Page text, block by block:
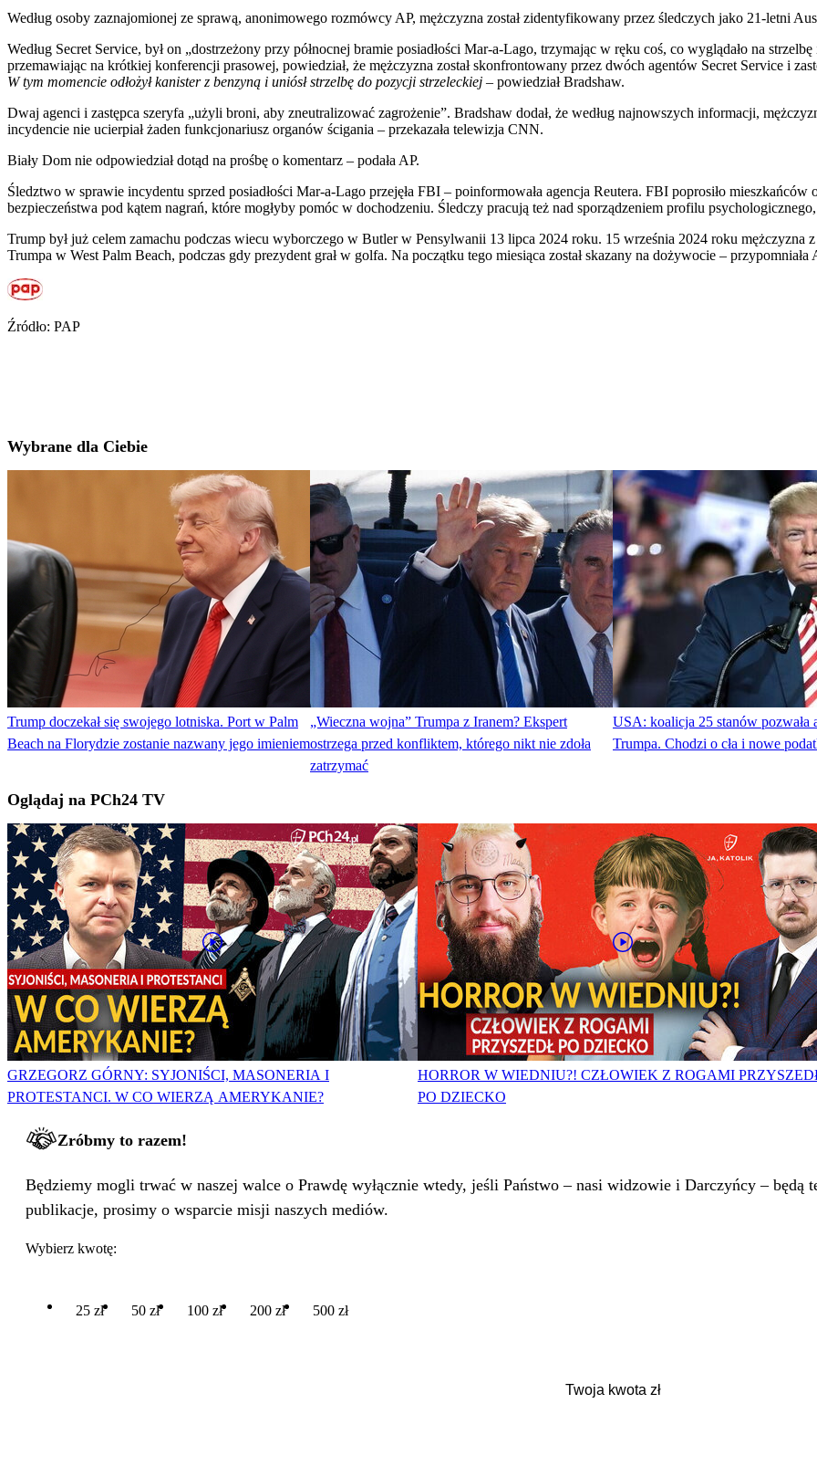
Według osoby zaznajomionej ze sprawą, anonimowego rozmówcy AP, mężczyzna został zidentyfikowany przez śledczych jako 21-letni
Według Secret Service, był on „dostrzeżony przy północnej bramie posiadłości Mar-a-Lago, trzymając w ręku coś, co wyglądało na
przemawiając na krótkiej konferencji prasowej, powiedział, że mężczyzna został skonfrontowany przez dwóch agentów Secret Service i
W tym momencie odłożył kanister z benzyną i uniósł strzelbę do pozycji strzeleckiej – powiedział Bradshaw.
Dwaj agenci i zastępca szeryfa „użyli broni, aby zneutralizować zagrożenie”. Bradshaw dodał, że według najnowszych informacji,
incydencie nie ucierpiał żaden funkcjonariusz organów ścigania – przekazała telewizja CNN.
Biały Dom nie odpowiedział dotąd na prośbę o komentarz – podała AP.
Śledztwo w sprawie incydentu sprzed posiadłości Mar-a-Lago przejęła FBI – poinformowała agencja Reutera. FBI poprosiło
bezpieczeństwa pod kątem nagrań, które mogłyby pomóc w dochodzeniu. Śledczy pracują też nad sporządzeniem profilu
Trump był już celem zamachu podczas wiecu wyborczego w Butler w Pensylwanii 13 lipca 2024 roku. 15 września 2024 roku mężczyzna
Trumpa w West Palm Beach, podczas gdy prezydent grał w golfa. Na początku tego miesiąca został skazany na dożywocie – przypomniała
Źródło: PAP
Wybrane dla Ciebie
Trump doczekał się swojego lotniska. Port w Palm
Beach na Florydzie zostanie nazwany jego imieniem
„Wieczna wojna” Trumpa z Iranem? Ekspert
ostrzega przed konfliktem, którego nikt nie zdoła
zatrzymać
USA: koalicja 25 stanów pozwała
Trumpa. Chodzi o cła i nowe
Oglądaj na PCh24 TV
GRZEGORZ GÓRNY: SYJONIŚCI, MASONERIA I
PROTESTANCI. W CO WIERZĄ AMERYKANIE?
HORROR W WIEDNIU?! CZŁOWIEK Z ROGAMI
PO DZIECKO
Zróbmy to razem!
Będziemy mogli trwać w naszej walce o Prawdę wyłącznie wtedy, jeśli Państwo – nasi widzowie i Darczyńcy – będą
publikacje, prosimy o wsparcie misji naszych mediów.
Wybierz kwotę:
25 zł 50 zł 100 zł 200 zł 500 zł